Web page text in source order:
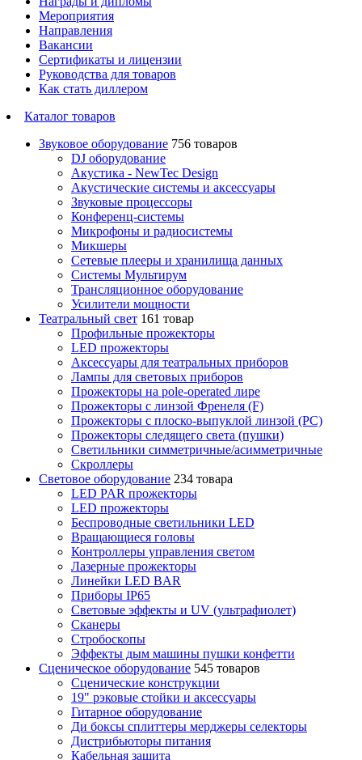
Мероприятия
Направления
Вакансии
Сертификаты и лицензии
Руководства для товаров
Как стать диллером
Каталог товаров
Звуковое оборудование 756 товаров
DJ оборудование
Акустика - NewTec Design
Акустические системы и аксессуары
Звуковые процессоры
Конференц-системы
Микрофоны и радиосистемы
Микшеры
Сетевые плееры и хранилища данных
Системы Мультирум
Трансляционное оборудование
Усилители мощности
Театральный свет 161 товар
Профильные прожекторы
LED прожекторы
Аксессуары для театральных приборов
Лампы для световых приборов
Прожекторы на pole-operated лире
Прожекторы с линзой Френеля (F)
Прожекторы с плоско-выпуклой линзой (PC)
Прожекторы следящего света (пушки)
Светильники симметричные/асимметричные
Скроллеры
Световое оборудование 234 товара
LED PAR прожекторы
LED прожекторы
Беспроводные светильники LED
Вращающиеся головы
Контроллеры управления светом
Лазерные прожекторы
Линейки LED BAR
Приборы IP65
Световые эффекты и UV (ультрафиолет)
Сканеры
Стробоскопы
Эффекты дым машины пушки конфетти
Сценическое оборудование 545 товаров
Сценические конструкции
19" рэковые стойки и аксесcуары
Гитарное оборудование
Ди боксы сплиттеры мерджеры селекторы
Дистрибьюторы питания
Кабельная защита